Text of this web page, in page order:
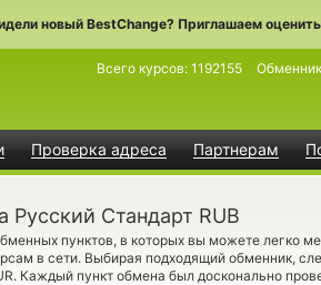
новый BestChange? Приглашаем
Проверка адреса Партнерам
Всего курсов: 1192155
Русский Стандарт RUB
пунктов, в которых вы можете легко
в сети. Выбирая подходящий обменник,
Каждый пункт обмена был досконально